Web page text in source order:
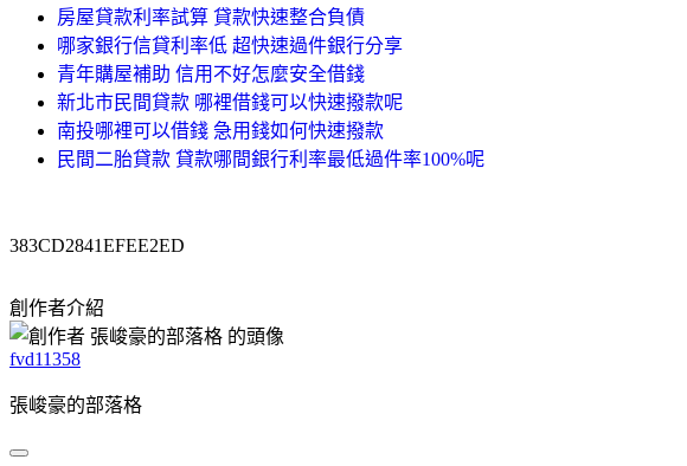
房屋貸款利率試算 貸款快速整合負債
哪家銀行信貸利率低 超快速過件銀行分享
青年購屋補助 信用不好怎麼安全借錢
新北市民間貸款 哪裡借錢可以快速撥款呢
南投哪裡可以借錢 急用錢如何快速撥款
民間二胎貸款 貸款哪間銀行利率最低過件率100%呢
383CD2841EFEE2ED
創作者介紹
fvd11358
張峻豪的部落格